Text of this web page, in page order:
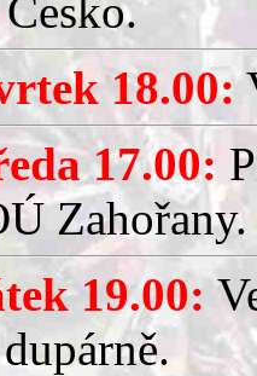
18.00:
17.00:
Zahořany.
19.00: